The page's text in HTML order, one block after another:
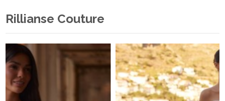
Rillianse Couture